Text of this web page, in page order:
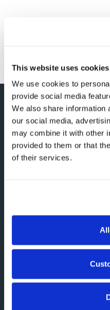
This website uses cookies
We use cookies to
provide social media
We also share information
our social media,
may combine it with other
provided to them or that
of their services.
La forza di un
Commercializzazione di
misura per investitori,